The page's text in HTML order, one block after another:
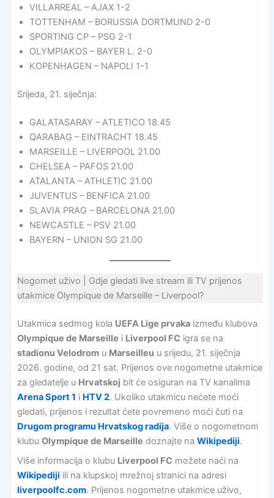
VILLARREAL – AJAX 1-2
TOTTENHAM – BORUSSIA DORTMUND 2-0
SPORTING CP – PSG 2-1
OLYMPIAKOS – BAYER L. 2-0
KOPENHAGEN – NAPOLI 1-1
Srijeda, 21. siječnja:
GALATASARAY – ATLETICO 18.45
QARABAG – EINTRACHT 18.45
MARSEILLE – LIVERPOOL 21.00
CHELSEA – PAFOS 21.00
ATALANTA – ATHLETIC 21.00
JUVENTUS – BENFICA 21.00
SLAVIA PRAG – BARCELONA 21.00
NEWCASTLE – PSV 21.00
BAYERN – UNION SG 21.00
Nogomet uživo | Gdje gledati live stream ili TV prijenos
utakmice Olympique de Marseille – Liverpool?
Utakmica sedmog kola UEFA Lige prvakaizmeđu klubova
Olympique de Marseille i Liverpool FC igra se na
stadionu Velodromu Marseilleu u srijedu, 21. siječnja
2026. godine, od 21 sat. Prijenos ove nogometne utakmice
za gledatelje u Hrvatskoj bit će osiguran na TV kanalima
Arena Sport 1 i HTV 2. Ukoliko utakmicu nećete moći
gledati, prijenos i rezultat ćete povremeno moći čuti na
Drugom programu Hrvatskog radija. Više o nogometnom
klubu Olympique de Marseille doznajte na Wikipediji.
Više informacija o klubu Liverpool FC možete naći na
Wikipediji ili na klupskoj mrežnoj stranici na adresi
liverpoolfc.com. Prijenos nogometne utakmice uživo,